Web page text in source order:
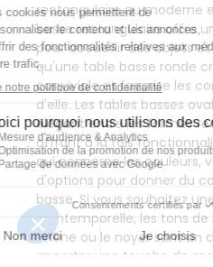
rectangulaire au moderne
basse rectangulaire offre
pour accueillir des objets
qu'une table basse ronde
conviviale et favorise les
d'elle. Les tables basses
élégant entre les formes
offrant à la fois
qui concerne les couleurs,
d'options pour donner du
basse. Si vous souhaitez
et intemporelle, les tons
chêne ou le noyer sont un
apporter une touche de